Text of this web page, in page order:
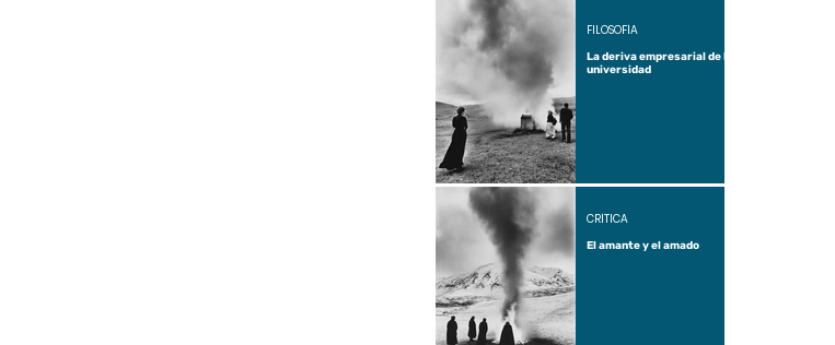
La deriva empresarial de la
universidad
FILOSOFÍA
El amante y el amado
CRÍTICA